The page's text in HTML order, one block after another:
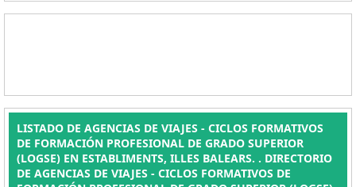
LISTADO DE AGENCIAS DE VIAJES - CICLOS FORMATIVOS
DE FORMACIÓN PROFESIONAL DE GRADO SUPERIOR
(LOGSE) EN ESTABLIMENTS, ILLES BALEARS. . DIRECTORIO
DE AGENCIAS DE VIAJES - CICLOS FORMATIVOS DE